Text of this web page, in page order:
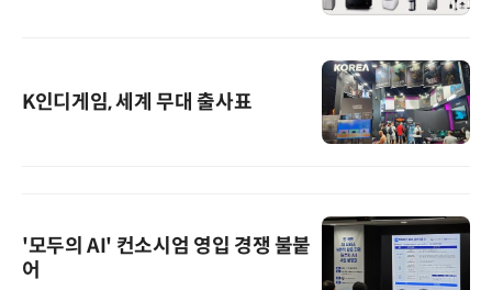
K인디게임, 세계 무대 출사표
'모두의 AI' 컨소시엄 영입 경쟁 불붙
어